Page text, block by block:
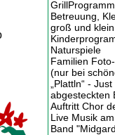
Betreuung,
groß und
Naturspiele
Familien
(nur bei
„Plattln“ -
abgesteckten
Auftritt Chor
Live Musik
Band